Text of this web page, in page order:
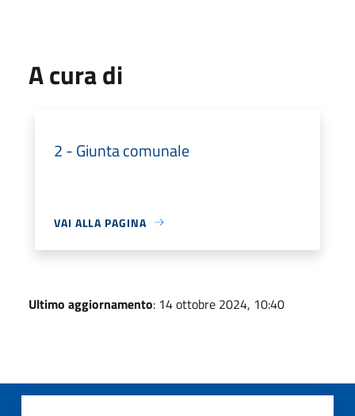
A cura di
2 - Giunta comunale
VAI ALLA PAGINA
Ultimo aggiornamento: 14 ottobre 2024, 10:40